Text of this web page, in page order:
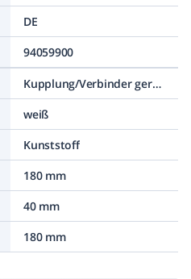
DE
94059900
Kupplung/Verbinder gerade
weiß
Kunststoff
180 mm
40 mm
180 mm